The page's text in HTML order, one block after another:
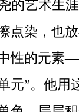
的艺术生
点染，也
性的元素
元”。他用